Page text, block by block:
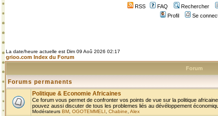
RSS FAQ
Rechercher
Profil
Se
La date/heure actuelle est Dim 09 Aoû 2026 02:17
grioo.com Index du Forum
Forum
Forums permanents
Politique & Economie Africaines
Ce forum vous permet de confronter vos points de vue sur la politique
pouvez aussi discuter de tous les problemes liés au dévéloppement
Modérateurs BM OGOTEMMELI Chabine Alex